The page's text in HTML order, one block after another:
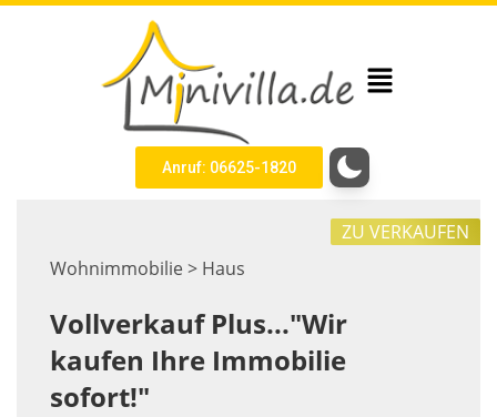
Anruf: 06625-1820
Wohnimmobilie > Haus
ZU VERKAUFEN
Vollverkauf Plus..."Wir
kaufen Ihre Immobilie
sofort!"